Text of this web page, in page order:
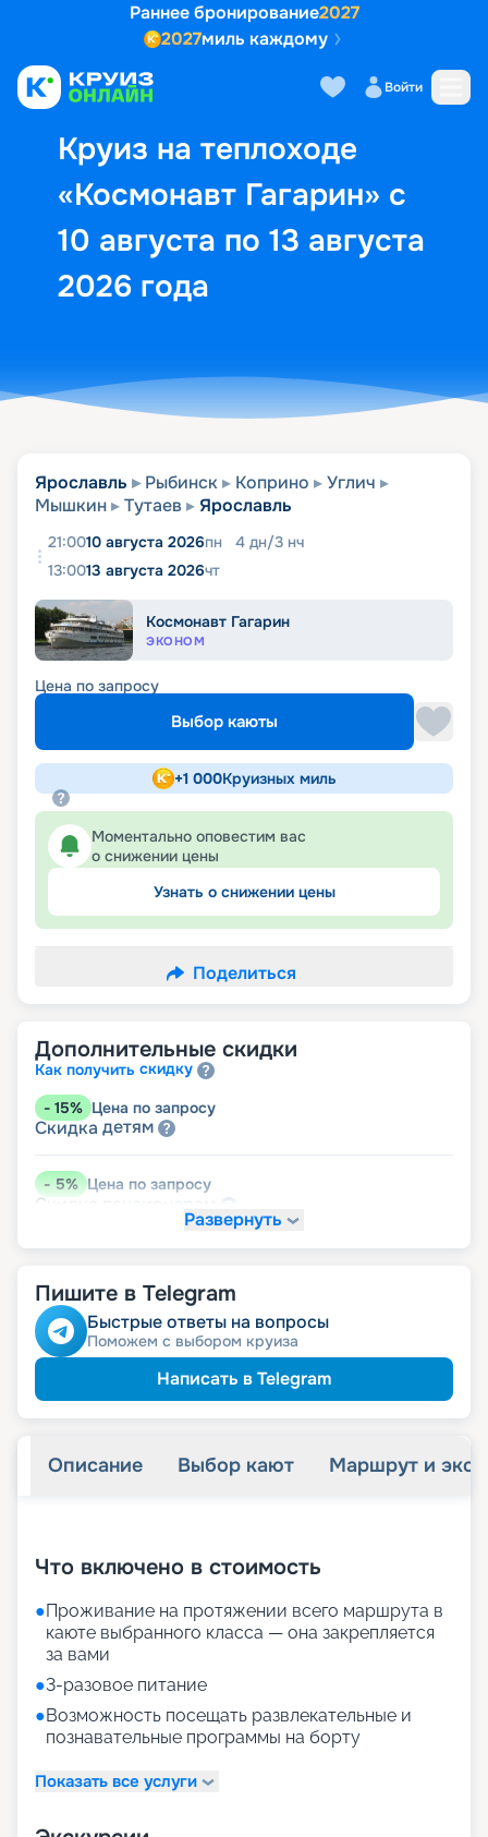
Раннее бронирование2027
2027миль каждому
Войти
Круиз на теплоходе
«Космонавт Гагарин» с
10 августа по 13 августа
2026 года
Выбор кают Маршрут и
Ярославль Рыбинск Коприно
Углич
Мышкин
Тутаев Ярославль
21:0010 августа 2026пн 4 дн/3 нч
13:0013 августа 2026чт
Космонавт Гагарин
ЭКОНОМ
Цена по запросу
Выбор каюты
+1 000Круизных миль
Моментально оповестим вас
о снижении цены
Узнать о снижении цены
Поделиться
Дополнительные скидки
Как получить скидку
- 15% Цена по запросу
Скидка детям
-5% Цена по запросу
Скидка
Развернуть
Пишите в Telegram
Быстрые ответы на вопросы
Поможем с выбором круиза
Написать в Telegram
Описание Выбор кают Маршрут и
Что включено в стоимость
●Проживание на протяжении всего маршрута в
каюте выбранного класса — она закрепляется
за вами
●3-разовое питание
●Возможность посещать развлекательные и
познавательные программы на борту
Показать все услуги